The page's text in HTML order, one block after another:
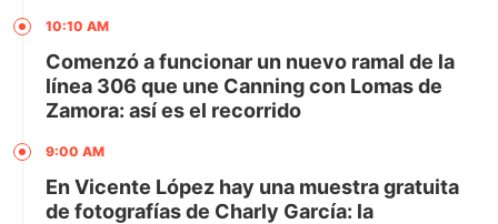
10:10 AM
Comenzó a funcionar un nuevo ramal de la
línea 306 que une Canning con Lomas de
Zamora: así es el recorrido
9:00 AM
En Vicente López hay una muestra gratuita
de fotografías de Charly García: la